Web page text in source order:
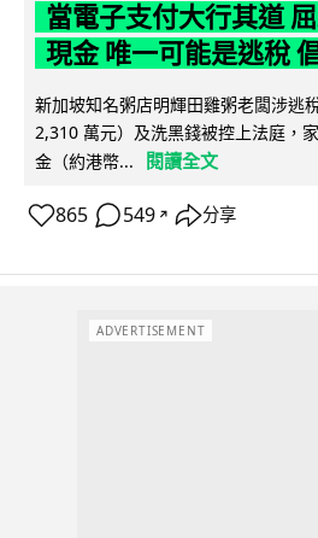
當電子支付大行其道
現金 唯一可能是逃稅
新加坡知名粥店明輝田雞粥老闆涉逃
2,310 萬元）及洗黑錢被控上法庭，
金（約港幣...
閱讀全文
865 549 ↗ 分享
ADVERTISEMENT